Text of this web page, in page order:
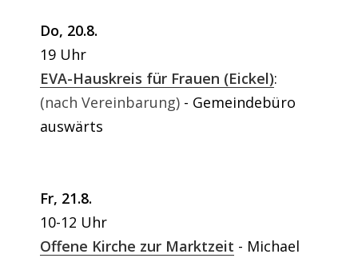
Do, 20.8.
19 Uhr
EVA-Hauskreis für Frauen (Eickel):
(nach Vereinbarung)
Gemeindebüro
auswärts
Fr, 21.8.
10-12 Uhr
Offene Kirche zur Marktzeit
Michael